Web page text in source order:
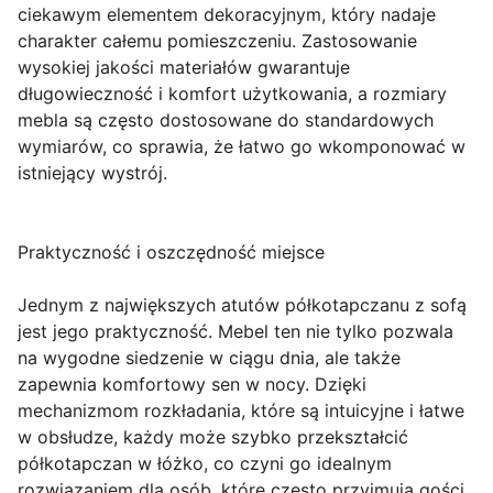
ciekawym elementem dekoracyjnym, który nadaje
charakter całemu pomieszczeniu. Zastosowanie
wysokiej jakości materiałów gwarantuje
długowieczność i komfort użytkowania, a rozmiary
mebla są często dostosowane do standardowych
wymiarów, co sprawia, że łatwo go wkomponować w
istniejący wystrój.
Praktyczność i oszczędność miejsce
Jednym z największych atutów półkotapczanu z sofą
jest jego praktyczność. Mebel ten nie tylko pozwala
na wygodne siedzenie w ciągu dnia, ale także
zapewnia komfortowy sen w nocy. Dzięki
mechanizmom rozkładania, które są intuicyjne i łatwe
w obsłudze, każdy może szybko przekształcić
półkotapczan w łóżko, co czyni go idealnym